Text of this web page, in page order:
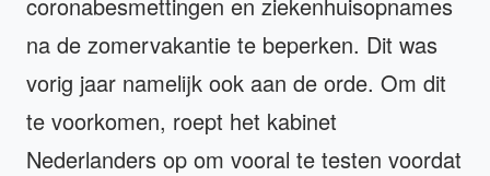
na de zomervakantie te beperken. Dit was
vorig jaar namelijk ook aan de orde. Om dit
te voorkomen, roept het kabinet
Nederlanders op om vooral te testen voordat